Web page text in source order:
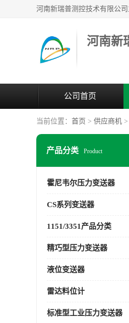
河南新
公司首页
当前位置： 首页 > 供应商机 >
产品分类 Product
霍尼韦尔压力变送器
CS系列变送器
1151/3351产品分类
精巧型压力变送器
液位变送器
雷达料位计
标准型工业压力变送器